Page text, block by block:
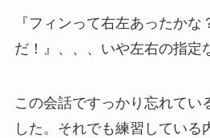
『フィンって右左あったか
だ！』、、、いや左右の指定
この会話ですっかり忘れてい
した。それでも練習している